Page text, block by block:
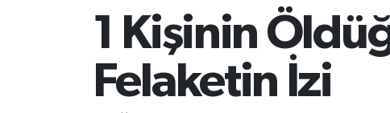
1 Kişinin
Felaketin İzi